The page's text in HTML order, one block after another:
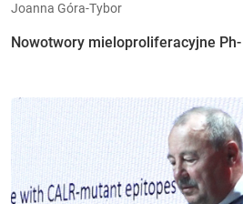
Joanna Góra-Tybor
Nowotwory mieloproliferacyjne Ph-